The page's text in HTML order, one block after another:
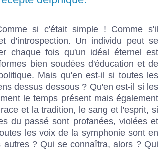
si c'était simple ! Comme s'il
d'introspection. Un individu peut se
chaque fois qu'un idéal éternel est
bien soudées d'éducation et de
Mais qu'en est-il si toutes les
dessus dessous ? Qu'en est-il si les
le temps présent mais également
et la tradition, le sang et l'esprit, si
du passé sont profanées, violées et
les voix de la symphonie sont en
? Qui se connaîtra, alors ? Qui